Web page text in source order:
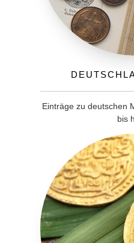
Einträge zu deutschen
bis